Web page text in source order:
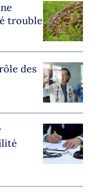
trouble
des